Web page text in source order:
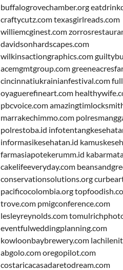
buffalogrovechamber.org
craftycutz.comtexasgirlreads.com
williemcginest.com
davidsonhardscapes.com
wilkinsactiongraphics.com
acemgmtgroup.com
cincinnatiukrainianfestival.com
oyaguerefineart.com
pbcvoice.com
marrakechimmo.com
polrestoba.id
informasikesehatan.id
farmasiapotekerumm.id
cakelifeeveryday.com
conservationsolutions.org
pacificocolombia.org
trove.com pmigconference.com
lesleyreynolds.com
eventfulweddingplanning.com
kowloonbaybrewery.com
abgolo.comoregopilot.com
costaricacasadaretodream.com